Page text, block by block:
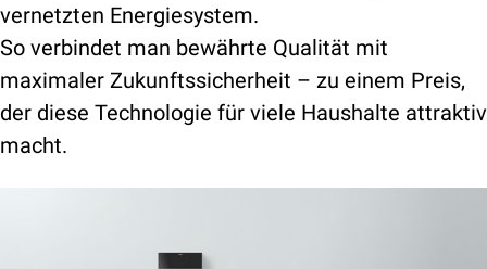
vernetzten Energiesystem.
So verbindet man bewährte Qualität mit
maximaler Zukunftssicherheit – zu einem Preis,
der diese Technologie für viele Haushalte attraktiv
macht.